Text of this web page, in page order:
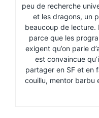
peu de recherche
et les dragons, un
beaucoup de lecture.
parce que les
exigent qu’on parle
est convaincue
partager en SF et en
couillu, mentor barbu